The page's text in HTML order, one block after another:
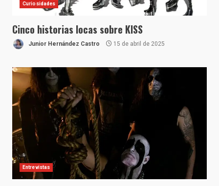
Curiosidades
Cinco historias locas sobre KISS
Junior Hernández Castro 15 de abril de 2025
Entrevistas